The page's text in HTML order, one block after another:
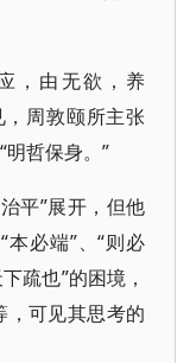
，由无欲，养
周敦颐所主张
明哲保身。”
平”展开，但他
必端”、“则必
疏也”的困境，
，可见其思考的